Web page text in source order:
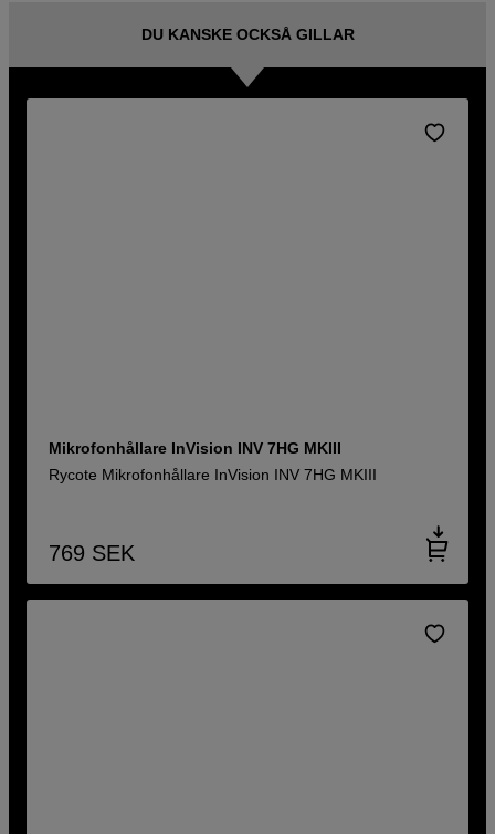
DU KANSKE OCKSÅ GILLAR
Mikrofonhållare InVision INV 7HG MKIII
Rycote Mikrofonhållare InVision INV 7HG MKIII
769 SEK